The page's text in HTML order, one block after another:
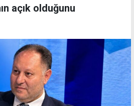
açık olduğunu